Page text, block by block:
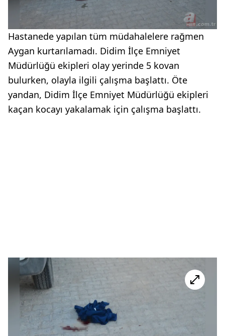
Hastanede yapılan tüm müdahalelere rağmen
Aygan kurtarılamadı. Didim İlçe Emniyet
Müdürlüğü ekipleri olay yerinde 5 kovan
bulurken, olayla ilgili çalışma başlattı. Öte
yandan, Didim İlçe Emniyet Müdürlüğü ekipleri
kaçan kocayı yakalamak için çalışma başlattı.